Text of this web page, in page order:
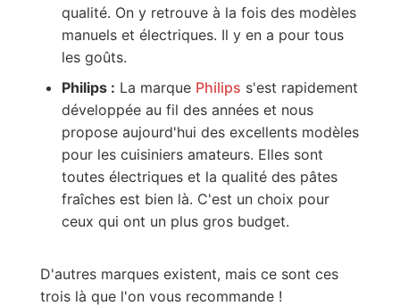
qualité. On y retrouve à la fois des modèles
manuels et électriques. Il y en a pour tous
les goûts.
Philips : La marque Philips s'est rapidement
développée au fil des années et nous
propose aujourd'hui des excellents modèles
pour les cuisiniers amateurs. Elles sont
toutes électriques et la qualité des pâtes
fraîches est bien là. C'est un choix pour
ceux qui ont un plus gros budget.
D'autres marques existent, mais ce sont ces
trois là que l'on vous recommande !